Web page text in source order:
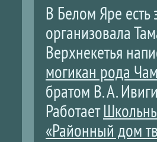
В Белом Яре
организовала
Верхнекетья
могикан рода
братом В. А.
Работает
«Районный дом